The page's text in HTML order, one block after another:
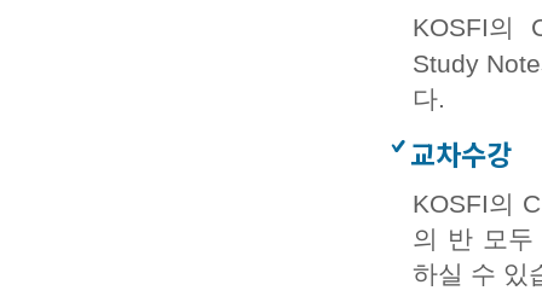
KOSFI의
Study
다.
교차수강
KOSFI의
의 반 모두
하실 수 있